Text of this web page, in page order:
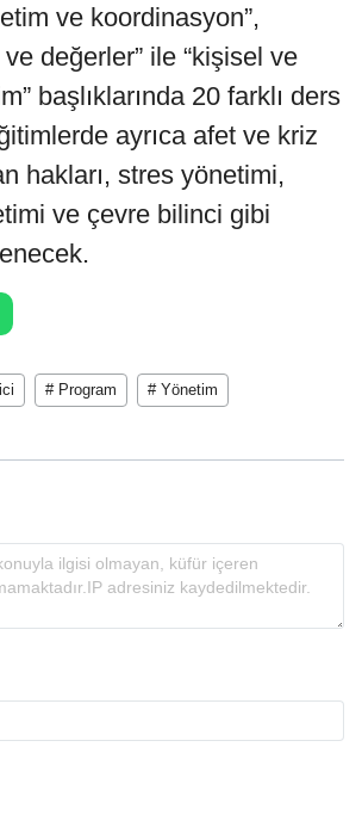
ve koordinasyon”,
değerler” ile “kişisel ve
başlıklarında 20 farklı ders
ayrıca afet ve kriz
hakları, stres yönetimi,
ve çevre bilinci gibi
# Program # Yönetim